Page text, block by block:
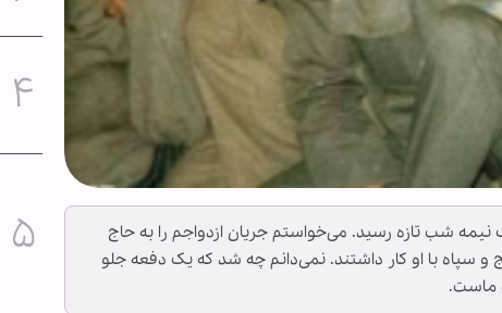
شب تازه رسید. می‌خواستم جریان ازدواجم را به حاج
و سپاه با او کار داشتند. نمی‌دانم چه شد که یک دفعه جلو
ماست.